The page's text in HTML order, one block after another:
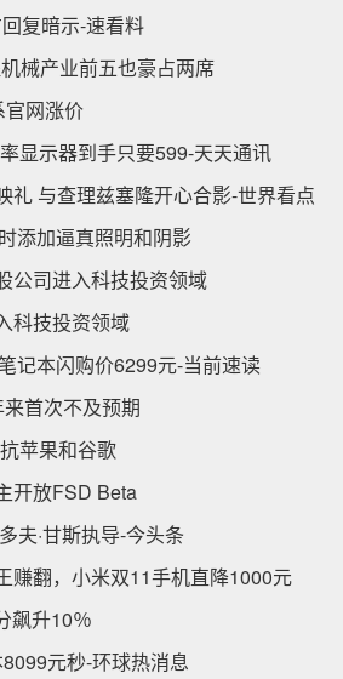
复暗示-速看料
械产业前五也豪占两席
网涨价
显示器到手只要599-天天通讯
礼 与查理兹塞隆开心合影-世界看点
添加逼真照明和阴影
公司进入科技投资领域
科技投资领域
记本闪购价6299元-当前速读
首次不及预期
苹果和谷歌
开放FSD Beta
夫·甘斯执导-今头条
赚翻，小米双11手机直降1000元
飙升10％
元秒-环球热消息